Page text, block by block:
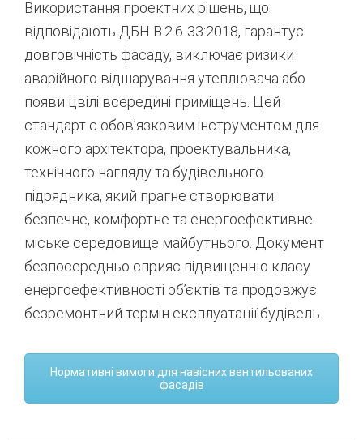
Використання проектних рішень, що
відповідають ДБН В.2.6-33:2018, гарантує
довговічність фасаду, виключає ризики
аварійного відшарування утеплювача або
появи цвілі всередині приміщень. Цей
стандарт є обов’язковим інструментом для
кожного архітектора, проектувальника,
технічного нагляду та будівельного
підрядника, який прагне створювати
безпечне, комфортне та енергоефективне
міське середовище майбутнього. Документ
безпосередньо сприяє підвищенню класу
енергоефективності об’єктів та продовжує
безремонтний термін експлуатації будівель.
Нормативні вимоги для навісних вентильованих
фасадів